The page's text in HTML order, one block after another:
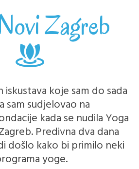
Zagreb
koje sam do sada
sam sudjelovao na
kada se nudila Yoga
Predivna dva dana
došlo kako bi primilo neki
yoge.